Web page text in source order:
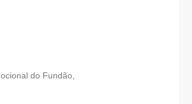
do Fundão,